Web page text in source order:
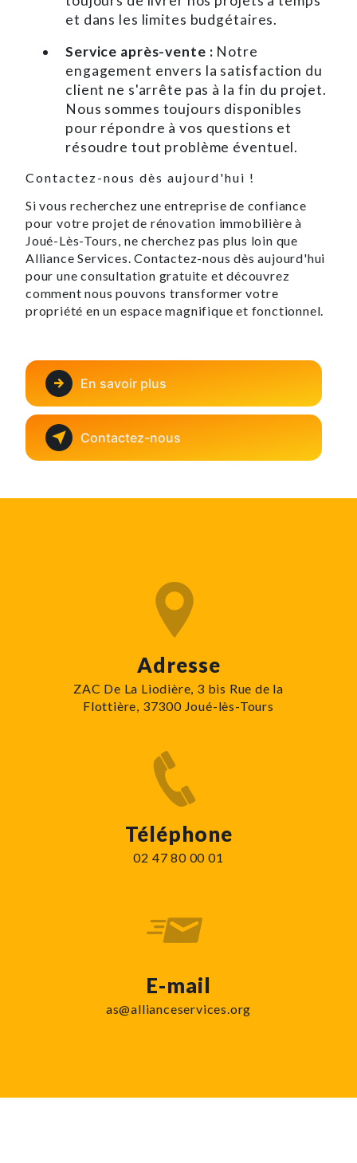
et dans les limites budgétaires.
Service après-vente : Notre
engagement envers la satisfaction du
client ne s'arrête pas à la fin du projet.
Nous sommes toujours disponibles
pour répondre à vos questions et
résoudre tout problème éventuel.
Contactez-nous dès aujourd'hui !
Si vous recherchez une entreprise de confiance
pour votre projet de rénovation immobilière à
Joué-Lès-Tours, ne cherchez pas plus loin que
Alliance Services. Contactez-nous dès aujourd'hui
pour une consultation gratuite et découvrez
comment nous pouvons transformer votre
propriété en un espace magnifique et fonctionnel.
En savoir plus
Contactez-nous
Adresse
ZAC De La Liodière, 3 bis Rue de la
Flottière, 37300 Joué-lès-Tours
Téléphone
02 47 80 00 01
E-mail
as@allianceservices.org